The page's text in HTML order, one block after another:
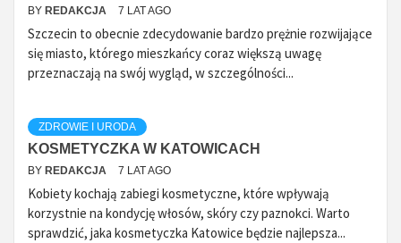
BY REDAKCJA 7 LAT AGO
Szczecin to obecnie zdecydowanie bardzo prężnie rozwijające
się miasto, którego mieszkańcy coraz większą uwagę
przeznaczają na swój wygląd, w szczególności...
ZDROWIE I URODA
KOSMETYCZKA W KATOWICACH
BY REDAKCJA 7 LAT AGO
Kobiety kochają zabiegi kosmetyczne, które wpływają
korzystnie na kondycję włosów, skóry czy paznokci. Warto
sprawdzić, jaka kosmetyczka Katowice będzie najlepsza...